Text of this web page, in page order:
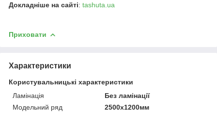
Докладніше на сайті: tashuta.ua
Приховати
Характеристики
Користувальницькі характеристики
Ламінація
Без ламінації
Модельний ряд
2500х1200мм